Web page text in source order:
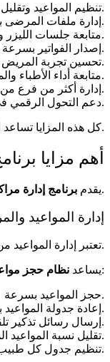
تنظيم المواعيد وتقليل حالات عدم الحضور من خلال رسائل التذكير الآلية.
إدارة ملفات المرضى بطريقة إلكترونية وآمنة.
متابعة جلسات الليزر والبوتوكس والفيلر بسهولة.
إصدار الفواتير بسرعة وتقليل الأخطاء المالية.
تحسين تجربة المريض منذ الحجز وحتى انتهاء الخطة العلاجية.
متابعة أداء الأطباء والموظفين من خلال تقارير دقيقة.
إدارة أكثر من فرع من خلال لوحة تحكم واحدة.
دعم التحول الرقمي في القطاع الصحي السعودي.
كل هذه المزايا تساعد العيادة على العمل بكفاءة أعلى مع تقليل الوقت الضائع في الأعمال الإدارية.
أهم مزايا
يقدم برنامج إدارة مجموعة كبيرة من الأدوات التي تغطي جميع احتياجات العيادة.
إدارة المواعيد
تعتبر إدارة المواعيد من أهم عوامل نجاح أي عيادة تجميل.
يساعد نظام حجز على:
حجز المواعيد بسرعة.
إعادة جدولة المواعيد بسهولة.
إرسال رسائل تذكير تلقائية.
تقليل نسبة المواعيد المفقودة.
تنظيم جدول كل طبيب وغرفة علاج.